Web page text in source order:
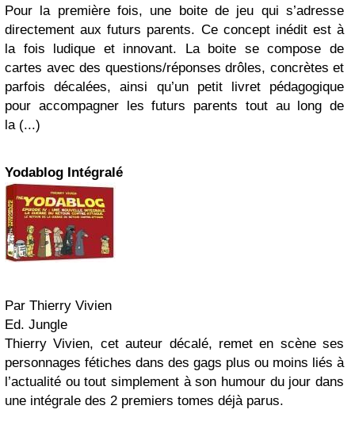
Pour la première fois, une boite de jeu qui s’adresse
directement aux futurs parents. Ce concept inédit est à
la fois ludique et innovant. La boite se compose de
cartes avec des questions/réponses drôles, concrètes et
parfois décalées, ainsi qu’un petit livret pédagogique
pour accompagner les futurs parents tout au long de
la (...)
Yodablog Intégralé
Par Thierry Vivien
Ed. Jungle
Thierry Vivien, cet auteur décalé, remet en scène ses
personnages fétiches dans des gags plus ou moins liés à
l’actualité ou tout simplement à son humour du jour dans
une intégrale des 2 premiers tomes déjà parus.